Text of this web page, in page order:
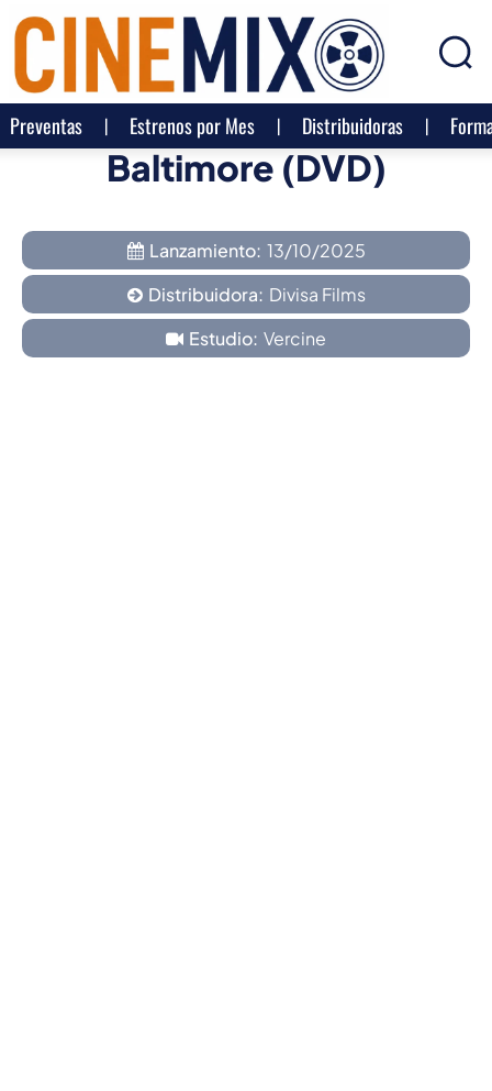
Preventas Estrenos por Mes Distribuidoras
Baltimore (DVD)
Lanzamiento: 13/10/2025
Distribuidora: Divisa Films
Estudio: Vercine